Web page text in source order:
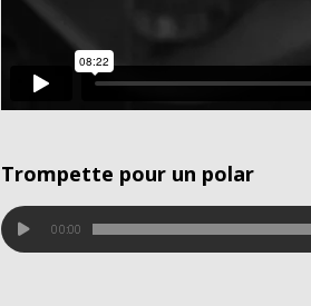
Trompette pour un polar
00:00